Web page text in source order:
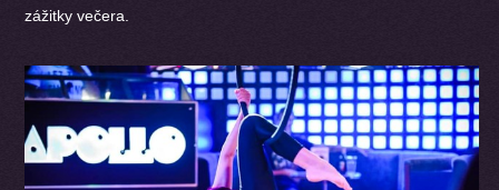
zážitky večera.